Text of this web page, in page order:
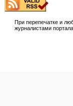
При перепечатке и
журналистами